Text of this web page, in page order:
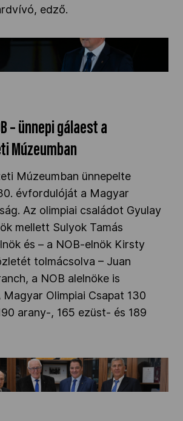
edző.
– ünnepi gálaest a
Múzeumban" />
– ünnepi gálaest a
Múzeumban
Múzeumban ünnepelte
évfordulóját a Magyar
Az olimpiai családot Gyulay
mellett Sulyok Tamás
és – a NOB-elnök Kirsty
tolmácsolva – Juan
a NOB alelnöke is
Olimpiai Csapat 130
arany-, 165 ezüst- és 189
születésnapja alkalmából
Zsolt" />